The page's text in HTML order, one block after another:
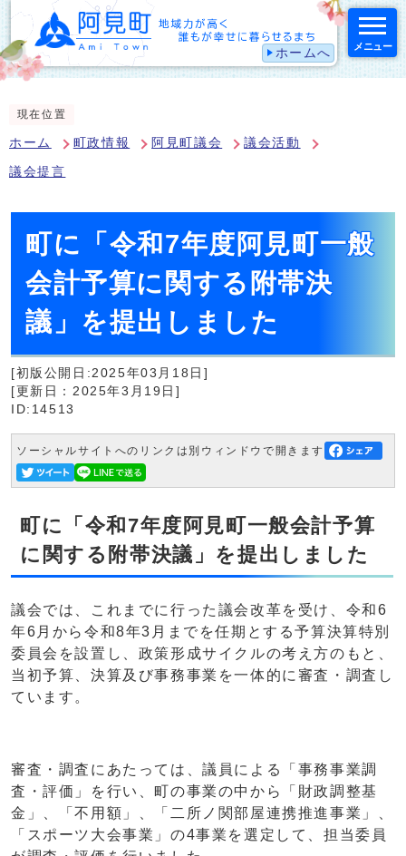
ホームへ メニュー
現在位置
ホーム 町政情報 阿見町議会 議会活動
議会提言
町に「令和7年度阿見町一般
会計予算に関する附帯決
議」を提出しました
[初版公開日:2025年03月18日]
[更新日：2025年3月19日]
ID:14513
ソーシャルサイトへのリンクは別ウィンドウで開きます
町に「令和7年度阿見町一般会計予算
に関する附帯決議」を提出しました
議会では、これまでに行った議会改革を受け、令和6
年6月から令和8年3月までを任期とする予算決算特別
委員会を設置し、政策形成サイクルの考え方のもと、
当初予算、決算及び事務事業を一体的に審査・調査し
ています。
審査・調査にあたっては、議員による「事務事業調
査・評価」を行い、町の事業の中から「財政調整基
金」、「不用額」、「二所ノ関部屋連携推進事業」、
「スポーツ大会事業」の4事業を選定して、担当委員